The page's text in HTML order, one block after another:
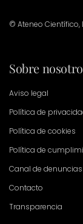
© Ateneo Científico,
Sobre
Aviso legal
Política de
Política de cookies
Política de
Canal de denuncias
Contacto
Transparencia